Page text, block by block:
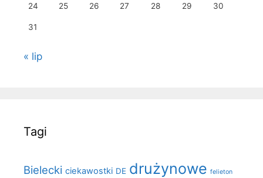
24 25 26 27 28 29 30
31
« lip
Tagi
Bielecki ciekawostki DE drużynowe felieton